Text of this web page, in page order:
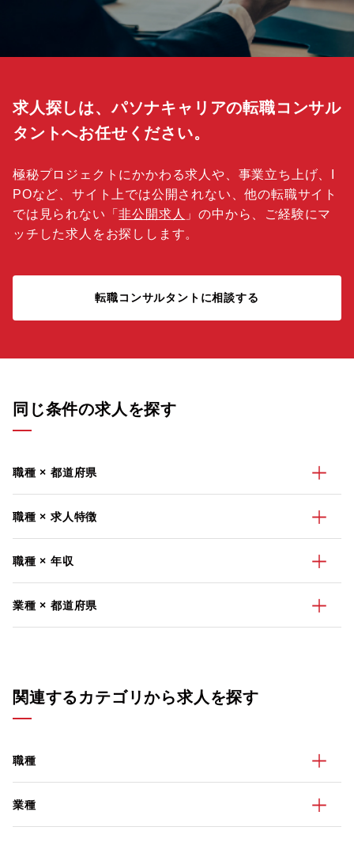
求人探しは、パソナキャリアの転職コンサル
タントへお任せください。
極秘プロジェクトにかかわる求人や、事業立ち上げ、I
POなど、サイト上では公開されない、他の転職サイト
では見られない「非公開求人 」の中から、ご経験にマ
ッチした求人をお探しします。
転職コンサルタントに相談する
同じ条件の求人を探す
職種 × 都道府県
職種 × 求人特徴
職種 × 年収
業種 × 都道府県
関連するカテゴリから求人を探す
職種
業種